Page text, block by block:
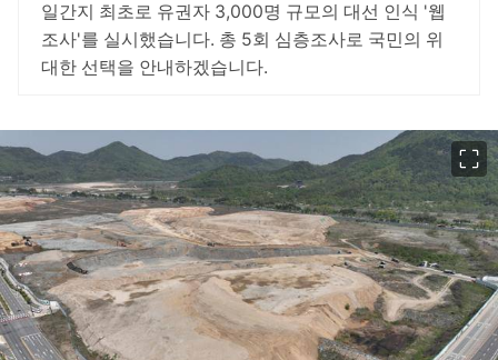
일간지 최초로 유권자 3,000명 규모의 대선 인식 '웹
조사'를 실시했습니다. 총 5회 심층조사로 국민의 위
대한 선택을 안내하겠습니다.